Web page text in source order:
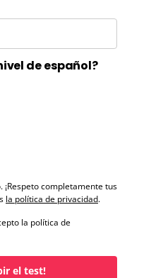
de español?
completamente tus
la política de privacidad.
la política de
el test!